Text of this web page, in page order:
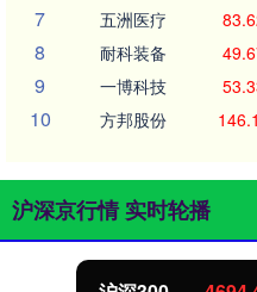
7 五洲医疗
8 耐科装备
9 一博科技
10 方邦股份
沪深京行情 实时轮播